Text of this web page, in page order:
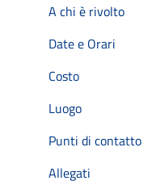
A chi è rivolto
Date e Orari
Costo
Luogo
Punti di contatto
Allegati